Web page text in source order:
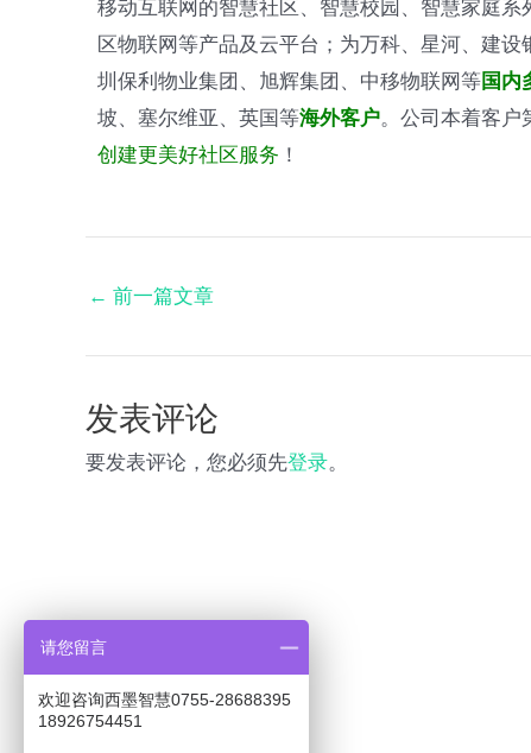
移动互联网的智慧社区、智慧校园、智慧家庭系
区物联网等产品及云平台；为万科、星河、建
圳保利物业集团、旭辉集团、中移物联网等国内
坡、塞尔维亚、英国等海外客户。公司本着客户
创建更美好社区服务 ！
← 前一篇文章
发表评论
要发表评论，您必须先登录。
请您留言
欢迎咨询西墨智慧0755-28688395
18926754451